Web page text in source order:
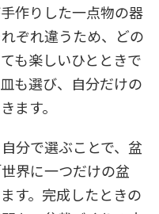
作りした一点物の器
ぞれ違うため、どの
も楽しいひとときで
も選び、自分だけの
ます。
分で選ぶことで、盆
界に一つだけの盆
す。完成したときの